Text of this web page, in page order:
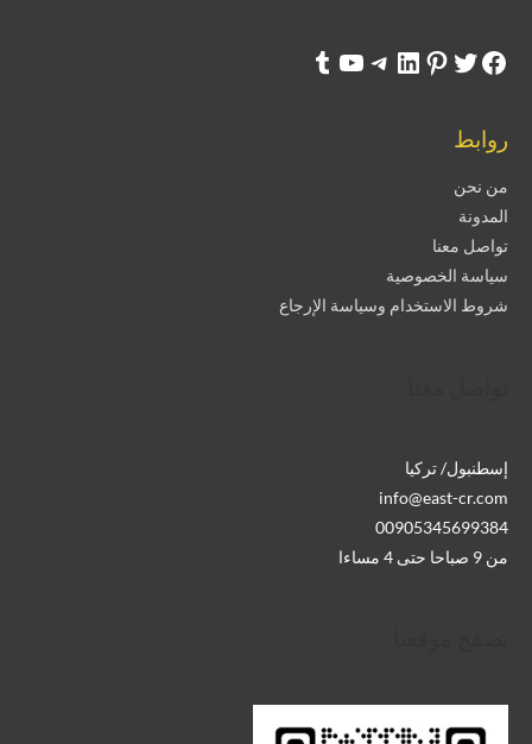
روابط
من نحن
المدونة
تواصل معنا
سياسة الخصوصية
شروط الاستخدام وسياسة الإرجاع
إسطنبول/ تركيا
info@east-cr.com
00905345699384
من 9 صباحا حتى 4 مساءا